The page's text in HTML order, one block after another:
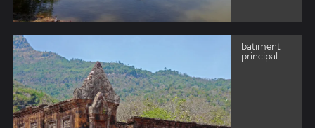
batiment
principal